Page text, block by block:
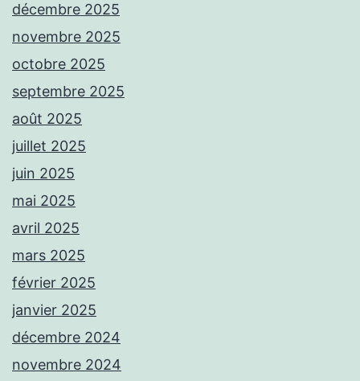
décembre 2025
novembre 2025
octobre 2025
septembre 2025
août 2025
juillet 2025
juin 2025
mai 2025
avril 2025
mars 2025
février 2025
janvier 2025
décembre 2024
novembre 2024